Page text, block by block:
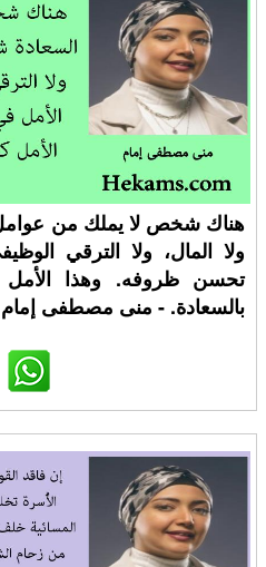
هناك شخص لا يملك من
ولا المال، ولا الترقي
تحسن ظروفه. وهذا الأمل
بالسعادة. - منى مصطفى إمام